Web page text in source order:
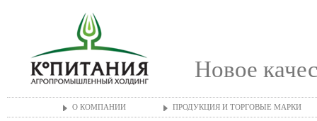
Новое
О КОМПАНИИ ПРОДУКЦИЯ И ТОРГОВЫЕ МАРКИ